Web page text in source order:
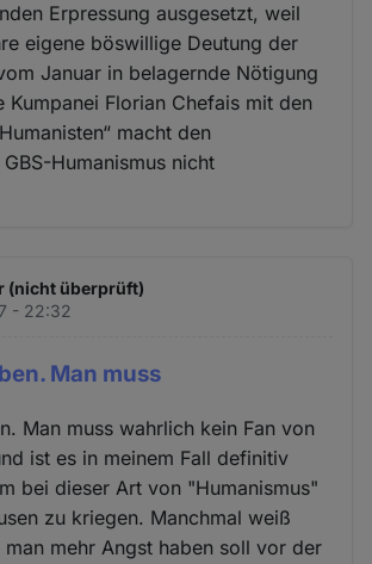
Erpressung ausgesetzt, weil
eigene böswillige Deutung der
Januar in belagernde Nötigung
Kumpanei Florian Chefais mit den
macht den
Humanismus nicht
(nicht überprüft)
- 22:32
Man muss
Man muss wahrlich kein Fan von
ist es in meinem Fall definitiv
bei dieser Art von "Humanismus"
zu kriegen. Manchmal weiß
mehr Angst haben soll vor der